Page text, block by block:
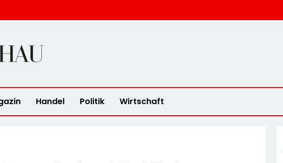
Handel Politik Wirtschaft